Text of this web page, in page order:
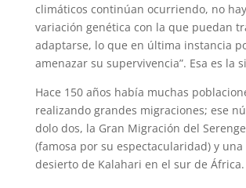
climáticos continúan ocurriendo, no
variación genética con la que puedan
adaptarse, lo que en última instancia
amenazar su supervivencia”. Esa es la
Hace 150 años había muchas
realizando grandes migraciones; ese
dolo dos, la Gran Migración del
(famosa por su espectacularidad) y una
desierto de Kalahari en el sur de África.